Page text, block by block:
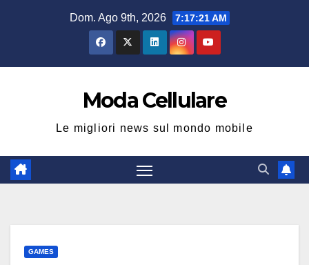
Dom. Ago 9th, 2026 7:17:21 AM
Moda Cellulare
Le migliori news sul mondo mobile
GAMES